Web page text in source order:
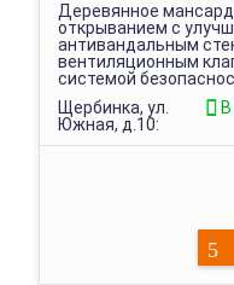
Деревянное
открыванием с
антивандальным
вентиляционным
системой
Щербинка, ул.
Южная, д.10: